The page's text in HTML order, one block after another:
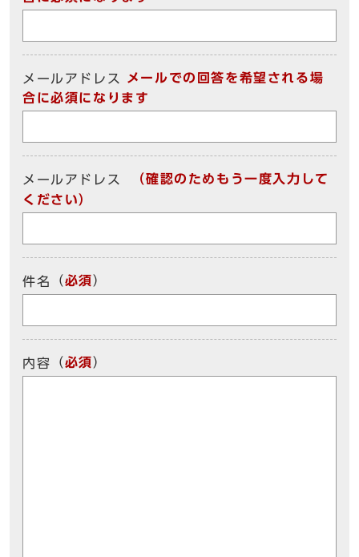
メールアドレス
メールでの回答を希望される場
合に必須になります
メールアドレス
（確認のためもう一度入力して
ください）
件名 （必須）
内容 （必須）